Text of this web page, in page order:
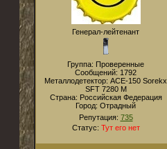
Генерал-лейтенант
Группа: Проверенные
Сообщений: 1792
Металлодетектор: ACE-150 Sorekx
SFT 7280 M
Страна: Российская Федерация
Город: Отрадный
Репутация: 735
Статус: Тут его нет